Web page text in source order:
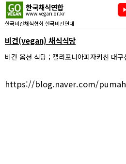
한국채식연합
www.vegan.or.kr
한국비건채식협회 한국비건연대
비건(vegan) 채식식당
비건 옵션 식당 ; 캘리포니아피자키친 대구
https://blog.naver.com/